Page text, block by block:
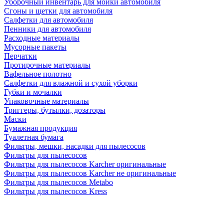
Уборочный инвентарь для мойки автомобиля
Сгоны и щетки для автомобиля
Салфетки для автомобиля
Пенники для автомобиля
Расходные материалы
Мусорные пакеты
Перчатки
Протирочные материалы
Вафельное полотно
Салфетки для влажной и сухой уборки
Губки и мочалки
Упаковочные материалы
Триггеры, бутылки, дозаторы
Маски
Бумажная продукция
Туалетная бумага
Фильтры, мешки, насадки для пылесосов
Фильтры для пылесосов
Фильтры для пылесосов Karcher оригинальные
Фильтры для пылесосов Karcher не оригинальные
Фильтры для пылесосов Metabo
Фильтры для пылесосов Kress